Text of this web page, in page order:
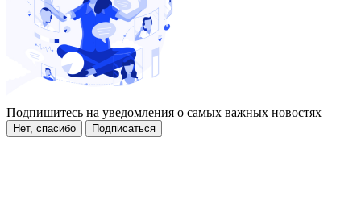
Подпишитесь на уведомления о самых важных новостях
Нет, спасибо Подписаться